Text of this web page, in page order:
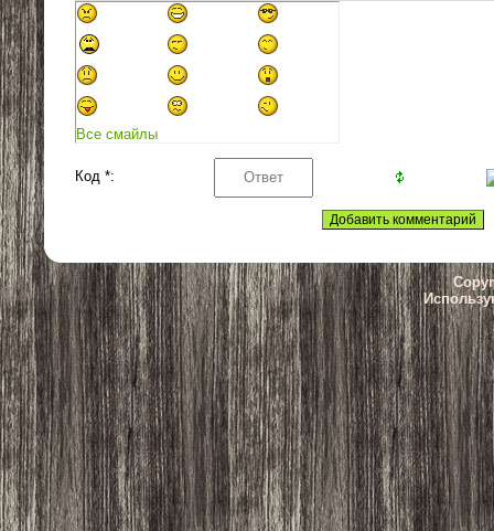
Все смайлы
Код *: